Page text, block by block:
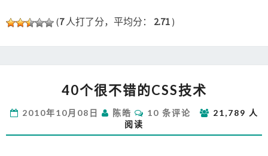
(7人打了分，平均分： 2.71 )
个
不
错
40个很不错的CSS技术
2010年10月08日 陈皓
评
论
10 条评论
21,789 人
阅读